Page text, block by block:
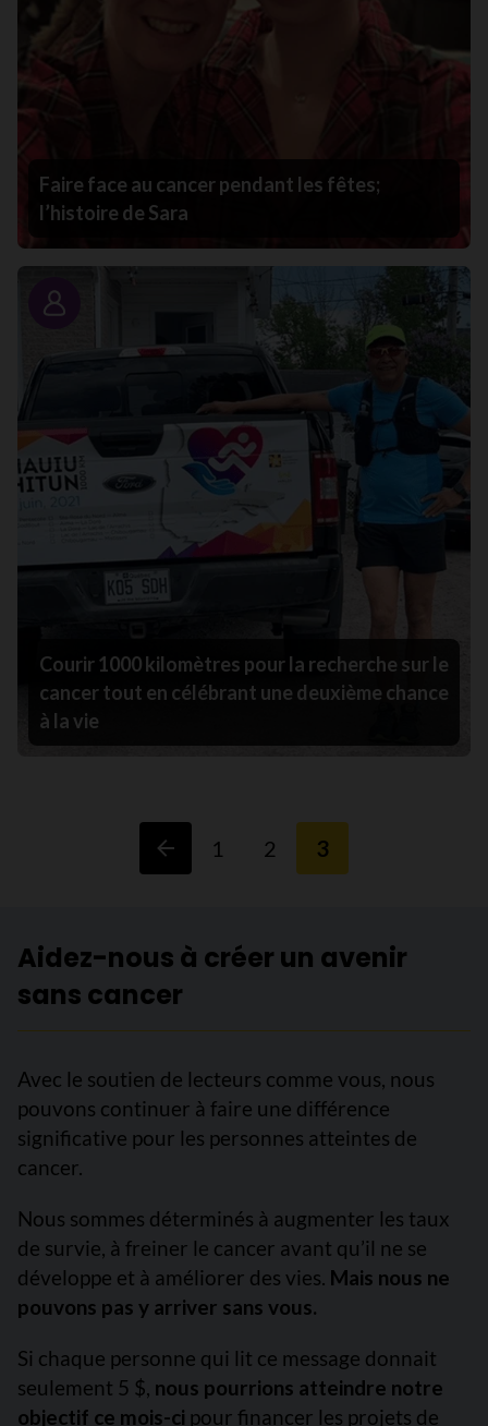
Faire face au cancer pendant les fêtes;
l’histoire de Sara
Portrait
Courir 1000 kilomètres pour la recherche sur le
cancer tout en célébrant une deuxième chance
à la vie
1 2 3
Aidez-nous à créer un avenir
sans cancer
Avec le soutien de lecteurs comme vous, nous
pouvons continuer à faire une différence
significative pour les personnes atteintes de
cancer.
Nous sommes déterminés à augmenter les taux
de survie, à freiner le cancer avant qu’il ne se
développe et à améliorer des vies. Mais nous ne
pouvons pas y arriver sans vous.
Si chaque personne qui lit ce message donnait
seulement 5 $, nous pourrions atteindre notre
objectif ce mois-ci pour financer les projets de